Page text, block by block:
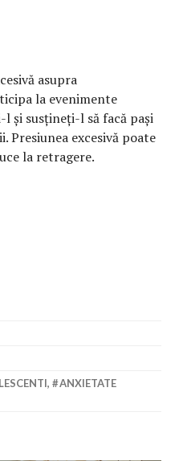
asupra
la evenimente
și susțineți-l să facă pași
Presiunea excesivă poate
la retragere.
,
ANXIETATE